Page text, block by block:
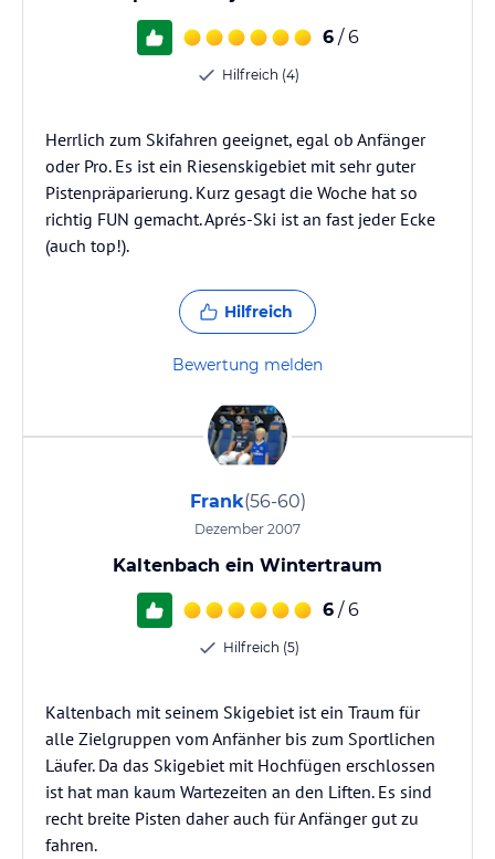
6 / 6
Hilfreich (4)
Herrlich zum Skifahren geeignet, egal ob Anfänger
oder Pro. Es ist ein Riesenskigebiet mit sehr guter
Pistenpräparierung. Kurz gesagt die Woche hat so
richtig FUN gemacht. Aprés-Ski ist an fast jeder Ecke
(auch top!).
Hilfreich
Bewertung melden
Frank(56-60)
Dezember 2007
Kaltenbach ein Wintertraum
6 / 6
Hilfreich (5)
Kaltenbach mit seinem Skigebiet ist ein Traum für
alle Zielgruppen vom Anfänher bis zum Sportlichen
Läufer. Da das Skigebiet mit Hochfügen erschlossen
ist hat man kaum Wartezeiten an den Liften. Es sind
recht breite Pisten daher auch für Anfänger gut zu
fahren.